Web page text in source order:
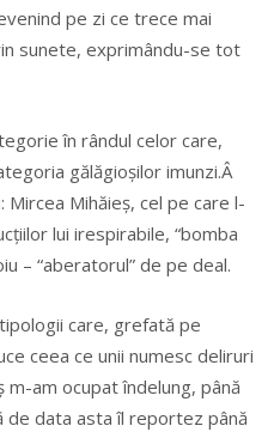
pe zi ce trece mai
sunete, exprimându-se tot
în rândul celor care,
gălăgioșilor imunzi.Â
Mihăieș, cel pe care l-
lui irespirabile, “bomba
– “aberatorul” de pe deal.
care, grefată pe
ceea ce unii numesc deliruri
m-am ocupat îndelung, până
data asta îl reportez până